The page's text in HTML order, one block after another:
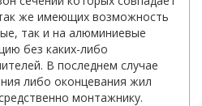
же имеющих возможность
так и на алюминиевые
без каких-либо
В последнем случае
либо оконцевания жил
монтажнику.